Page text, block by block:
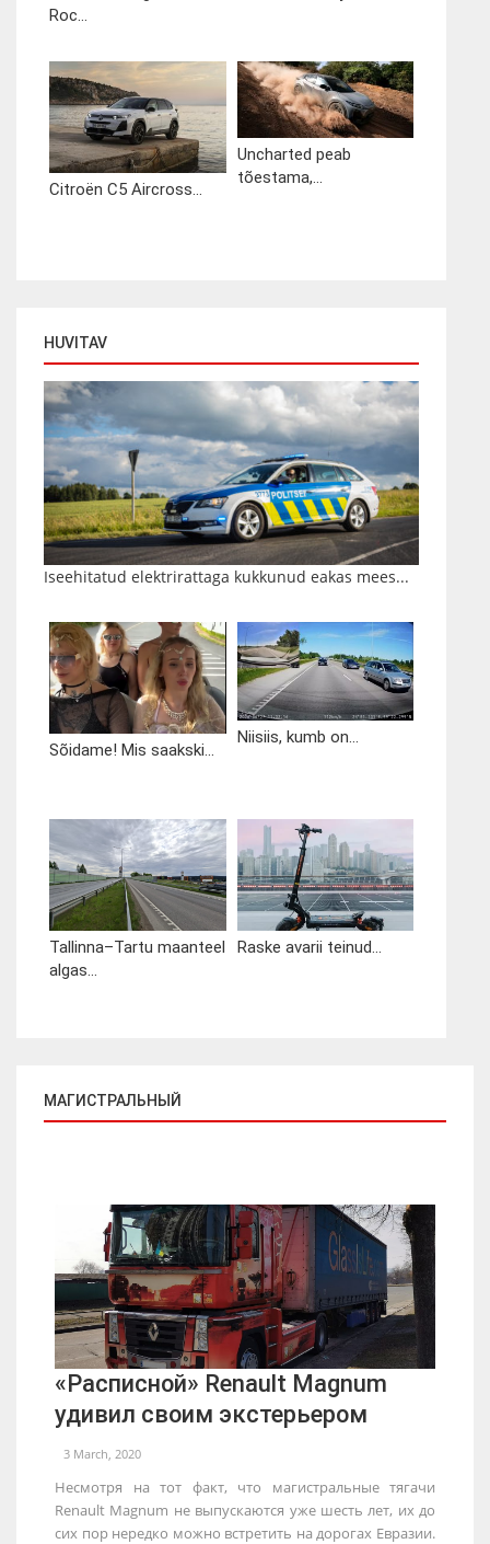
Roc...
Citroën C5 Aircross...
Uncharted peab
tõestama,...
HUVITAV
Iseehitatud elektrirattaga kukkunud eakas mees...
Sõidame! Mis saakski...
Niisiis, kumb on...
Tallinna–Tartu maanteel
algas...
Raske avarii teinud...
МАГИСТРАЛЬНЫЙ
«Расписной» Renault Magnum
удивил своим экстерьером
3 March, 2020
Несмотря на тот факт, что магистральные тягачи
Renault Magnum не выпускаются уже шесть лет, их до
сих пор нередко можно встретить на дорогах Евразии.